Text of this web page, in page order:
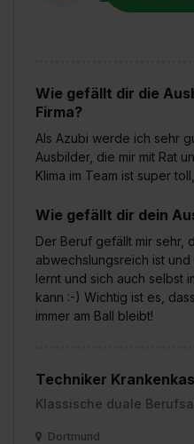
Wie gefällt dir die
Firma?
Als Azubi werde ich sehr
Ausbilder, die mir mit Rat
Klima im Team ist super
Wie gefällt dir dein
Der Beruf gefällt mir sehr,
abwechslungsreich ist
lernt und sich auch selbst
kann :-) Wichtig ist es,
immer am Ball bleibt!
Techniker
Klassische duale
Dortmund